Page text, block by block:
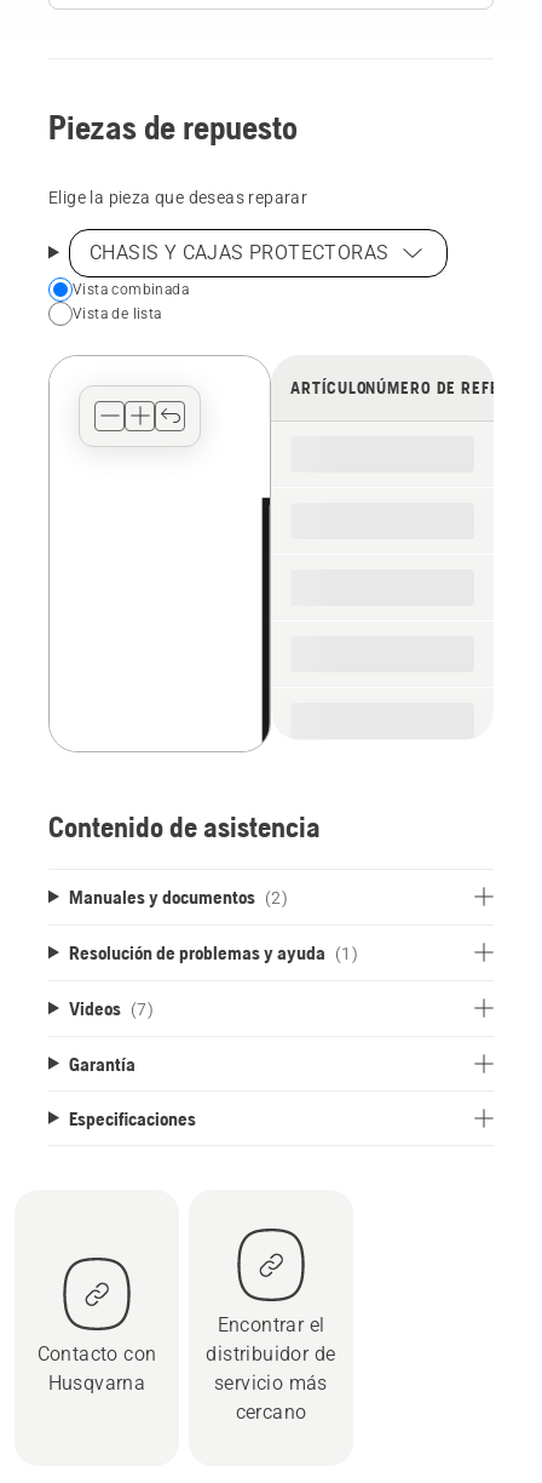
Piezas de repuesto
Elige la pieza que deseas reparar
CHASIS Y CAJAS PROTECTORAS
Choose
your
view
Vista combinada
Vista de lista
ARTÍCULONÚMERO DE
Contenido de asistencia
Manuales y documentos (2)
Resolución de problemas y ayuda (1)
Videos (7)
Garantía
Especificaciones
Contacto con
Husqvarna
Encontrar el
distribuidor de
servicio más
cercano